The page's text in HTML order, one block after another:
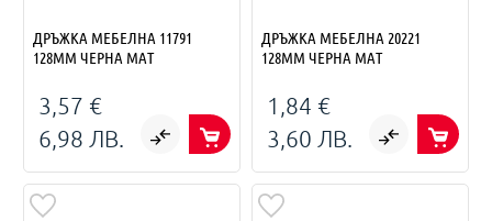
ДРЪЖКА МЕБЕЛНА 11791
128ММ ЧЕРНА МАТ
3,57 €
6,98 ЛВ.
ДРЪЖКА МЕБЕЛНА 20221
128ММ ЧЕРНА МАТ
1,84 €
3,60 ЛВ.